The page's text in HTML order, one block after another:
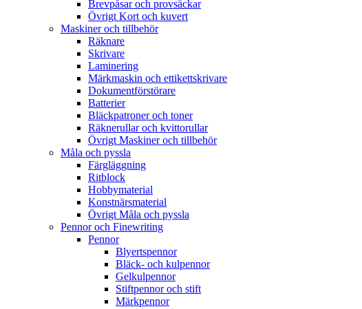
Brevpåsar och provsäckar
Övrigt Kort och kuvert
Maskiner och tillbehör
Räknare
Skrivare
Laminering
Märkmaskin och ettikettskrivare
Dokumentförstörare
Batterier
Bläckpatroner och toner
Räknerullar och kvittorullar
Övrigt Maskiner och tillbehör
Måla och pyssla
Färgläggning
Ritblock
Hobbymaterial
Konstnärsmaterial
Övrigt Måla och pyssla
Pennor och Finewriting
Pennor
Blyertspennor
Bläck- och kulpennor
Gelkulpennor
Stiftpennor och stift
Märkpennor